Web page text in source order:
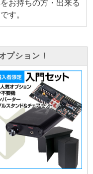
お持ちの方・出来る
す。
プション！